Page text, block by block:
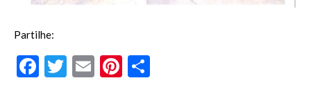
Partilhe:
F
T
E
Pi